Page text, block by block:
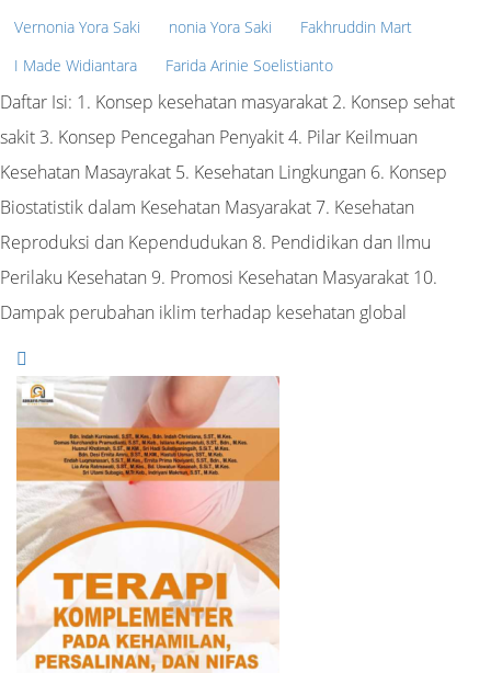
Vernonia Yora Saki
nonia Yora Saki
Fakhruddin Mart
I Made Widiantara
Farida Arinie Soelistianto
Daftar Isi: 1. Konsep kesehatan masyarakat 2. Konsep sehat
sakit 3. Konsep Pencegahan Penyakit 4. Pilar Keilmuan
Kesehatan Masayrakat 5. Kesehatan Lingkungan 6. Konsep
Biostatistik dalam Kesehatan Masyarakat 7. Kesehatan
Reproduksi dan Kependudukan 8. Pendidikan dan Ilmu
Perilaku Kesehatan 9. Promosi Kesehatan Masyarakat 10.
Dampak perubahan iklim terhadap kesehatan global